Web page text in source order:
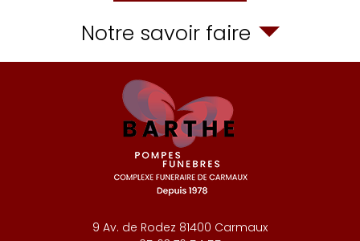
Notre savoir faire
9 Av. de Rodez 81400 Carmaux